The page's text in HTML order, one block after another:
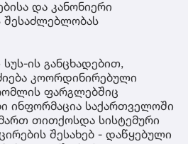
და კანონიერი
შესაძლებლობას
ის განცხადებით,
კოორდინირებული
ფარგლებშიც
ინფორმაცია საქართველოში
თითქოსდა სისტემური
შესახებ - დაწყებული